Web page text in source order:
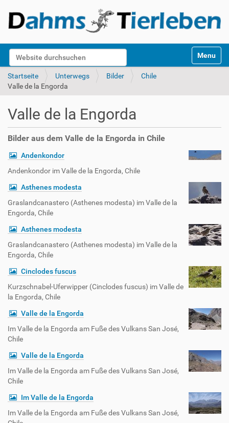
Website durchsuchen
k
Toggle
Startseite Unterwegs Bilder
Chile
Valle de la Engorda
Valle de la Engorda
Bilder aus dem Valle de la Engorda in Chile
Andenkondor
Andenkondor im Valle de la Engorda, Chile
Asthenes modesta
Graslandcanastero (Asthenes modesta) im Valle de la
Engorda, Chile
Asthenes modesta
Graslandcanastero (Asthenes modesta) im Valle de la
Engorda, Chile
Cinclodes fuscus
Kurzschnabel-Uferwipper (Cinclodes fuscus) im Valle de
la Engorda, Chile
Valle de la Engorda
Im Valle de la Engorda am Fuße des Vulkans San José,
Chile
Valle de la Engorda
Im Valle de la Engorda am Fuße des Vulkans San José,
Chile
Im Valle de la Engorda
Im Valle de la Engorda am Fuße des Vulkans San José,